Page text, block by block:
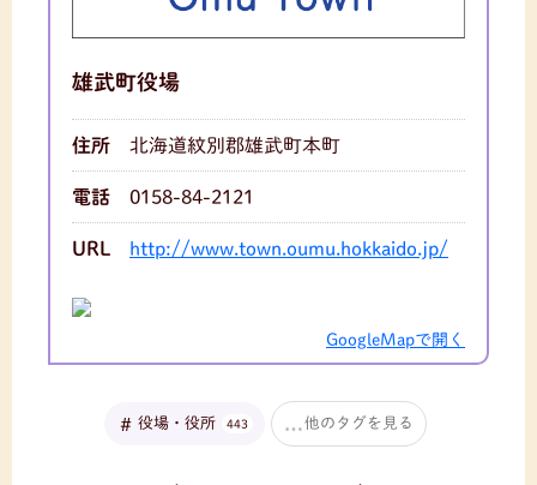
雄武町役場
住所 北海道紋別郡雄武町本町
電話 0158-84-2121
URL http://www.town.oumu.hokkaido.jp/
GoogleMapで開く
役場・役所 443 他のタグを見る